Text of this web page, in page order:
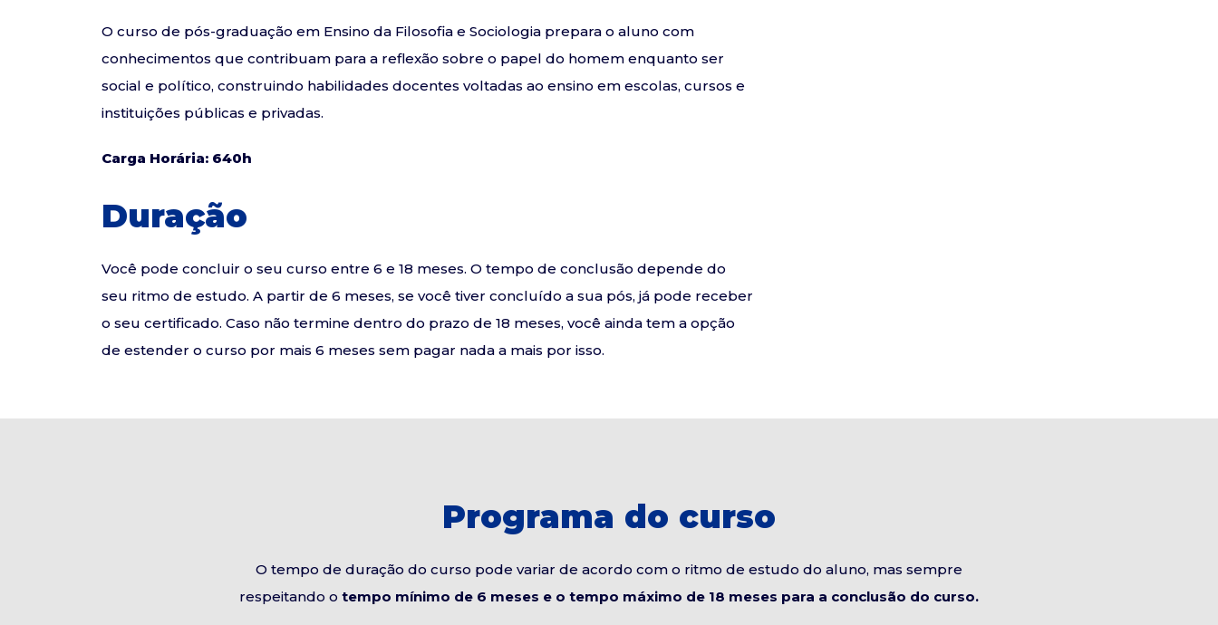
O curso de pós-graduação em Ensino da Filosofia e Sociologia prepara o aluno com
conhecimentos que contribuam para a reflexão sobre o papel do homem enquanto ser
social e político, construindo habilidades docentes voltadas ao ensino em escolas, cursos e
instituições públicas e privadas.
Carga Horária: 640h
Duração
Você pode concluir o seu curso entre 6 e 18 meses. O tempo de conclusão depende do
seu ritmo de estudo. A partir de 6 meses, se você tiver concluído a sua pós, já pode receber
o seu certificado. Caso não termine dentro do prazo de 18 meses, você ainda tem a opção
de estender o curso por mais 6 meses sem pagar nada a mais por isso.
Programa do curso
O tempo de duração do curso pode variar de acordo com o ritmo de estudo do aluno, mas sempre
respeitando o tempo mínimo de 6 meses e o tempo máximo de 18 meses para a conclusão do curso.